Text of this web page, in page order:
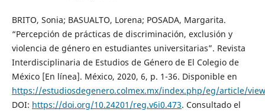
BRITO, Sonia; BASUALTO, Lorena; POSADA, Margarita.
“Percepción de prácticas de discriminación, exclusión y
violencia de género en estudiantes universitarias”. Revista
Interdisciplinaria de Estudios de Género de El Colegio de
México [En línea]. México, 2020, 6, p. 1-36. Disponible en
https://estudiosdegenero.colmex.mx/index.php/eg/article/
DOI: https://doi.org/10.24201/reg.v6i0.473. Consultado el